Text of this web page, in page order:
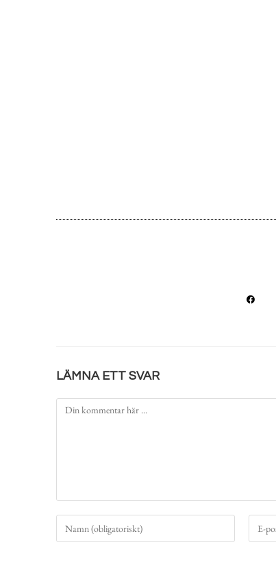
LÄMNA ETT SVAR